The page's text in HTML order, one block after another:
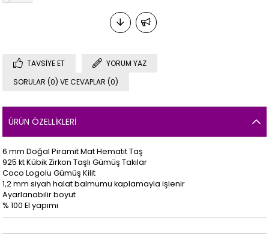
TAVSIYE ET
YORUM YAZ
SORULAR (0) VE CEVAPLAR (0)
ÜRÜN ÖZELLIKLERI
6 mm Doğal Piramit Mat Hematit Taş
925 kt Kübik Zirkon Taşlı Gümüş Takılar
Coco Logolu Gümüş Kilit
1,2 mm siyah halat balmumu kaplamayla işlenir
Ayarlanabilir boyut
% 100 El yapımı